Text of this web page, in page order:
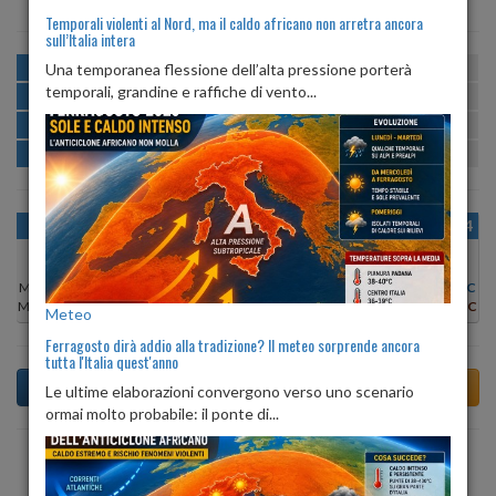
MATTINA min:16º max:24º U:
POMERIGGIO min:25º max:26º
SERA min:20º max:27º U:80% 97%
NOTTE min: 16º max:21º U:88%
OGGI
Min:
25°C
Max:26°C
DOM 09
Min:
Max:27°C
LUN 10
Min:29°C
Max:30°C
MAR 11
Min:
29°C
Max:30°C
MER 12
Max:27°C
GIO 13
Min:26°C
Max:27°C
VEN 14
28°C
Max:29°C
Previsioni del Tempo a Tassullo di oggi
Temporali violenti al Nord, ma il caldo africano non arretra ancora
sull’Italia intera
Una temporanea flessione dell’alta pressione porterà
temporali, grandine e raffiche di vento...
Meteo
Ferragosto dirà addio alla tradizione? Il meteo sorprende ancora
tutta l'Italia quest'anno
Le ultime elaborazioni convergono verso uno scenario
ormai molto probabile: il ponte di...